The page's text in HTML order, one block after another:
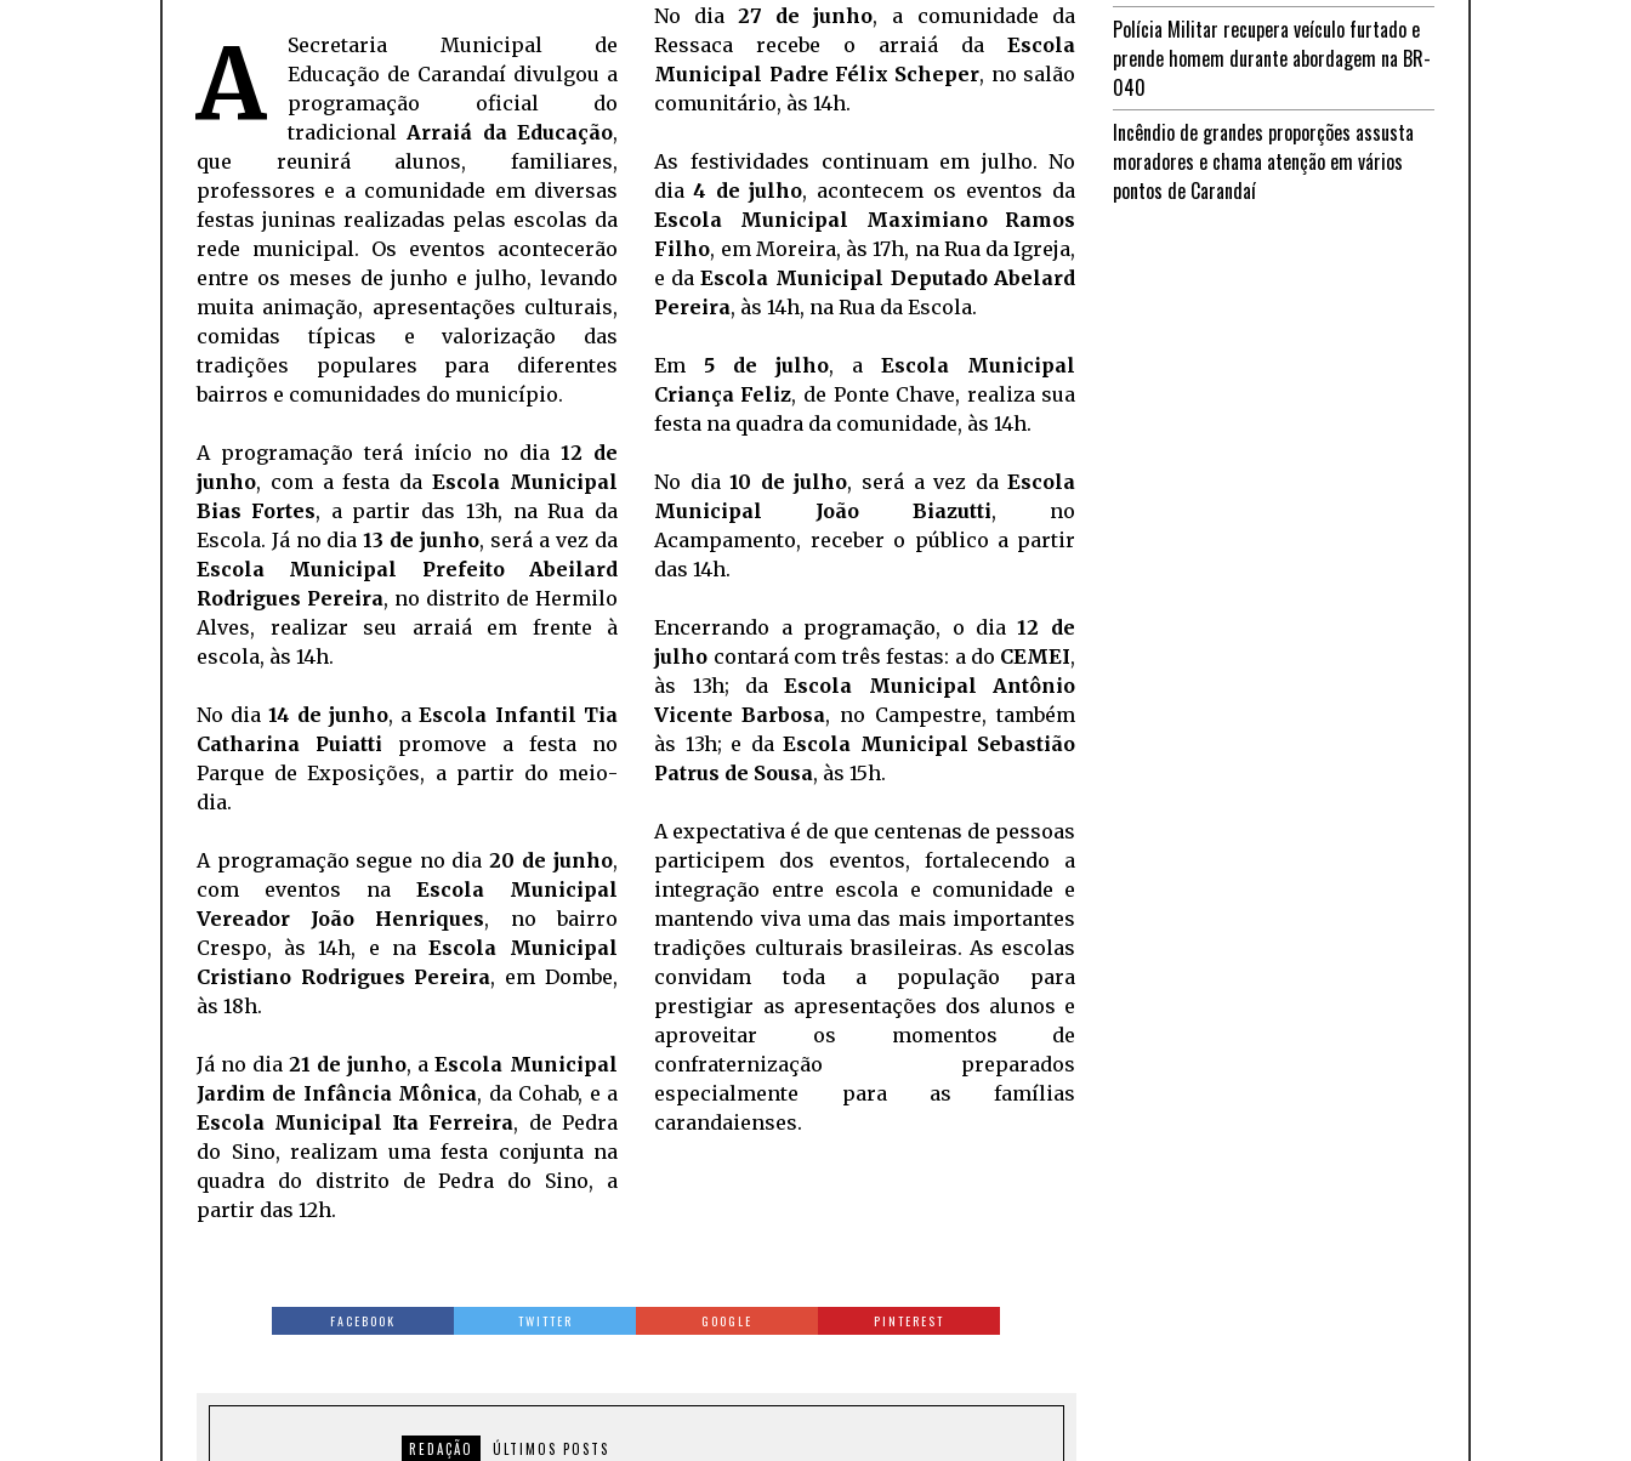
A
Secretaria Municipal de
Educação de Carandaí divulgou a
programação oficial do
tradicional Arraiá da Educação,
que reunirá alunos, familiares,
professores e a comunidade em diversas
festas juninas realizadas pelas escolas da
rede municipal. Os eventos acontecerão
entre os meses de junho e julho, levando
muita animação, apresentações culturais,
comidas típicas e valorização das
tradições populares para diferentes
bairros e comunidades do município.
A programação terá início no dia 12 de
junho, com a festa da Escola Municipal
Bias Fortes, a partir das 13h, na Rua da
Escola. Já no dia 13 de junho, será a vez da
Escola Municipal Prefeito Abeilard
Rodrigues Pereira, no distrito de Hermilo
Alves, realizar seu arraiá em frente à
escola, às 14h.
No dia 14 de junho, a Escola Infantil Tia
Catharina Puiatti promove a festa no
Parque de Exposições, a partir do meio-
dia.
A programação segue no dia 20 de junho,
com eventos na Escola Municipal
Vereador João Henriques, no bairro
Crespo, às 14h, e na Escola Municipal
Cristiano Rodrigues Pereira, em Dombe,
às 18h.
Já no dia 21 de junho, a Escola Municipal
Jardim de Infância Mônica, da Cohab, e a
Escola Municipal Ita Ferreira, de Pedra
do Sino, realizam uma festa conjunta na
quadra do distrito de Pedra do Sino, a
partir das 12h.
No dia27 de junho, a comunidade da
Ressaca recebe o arraiá daEscola
Municipal Padre Félix Scheper, no salão
comunitário, às 14h.
As festividades continuam em julho. No
dia4 de julho, acontecem os eventos da
Escola Municipal Maximiano Ramos
Filho, em Moreira, às 17h, na Rua da Igreja,
e daEscola Municipal Deputado Abelard
Pereira, às 14h, na Rua da Escola.
Em 5 de julho, aEscola Municipal
Criança Feliz, de Ponte Chave, realiza sua
festa na quadra da comunidade, às 14h.
No dia10 de julho, será a vez daEscola
Municipal João Biazutti, no
Acampamento, receber o público a partir
das 14h.
Encerrando a programação, o dia12 de
julho contará com três festas: a do CEMEI,
às 13h; daEscola Municipal Antônio
Vicente Barbosa, no Campestre, também
às 13h; e daEscola Municipal Sebastião
Patrus de Sousa, às 15h.
A expectativa é de que centenas de pessoas
participem dos eventos, fortalecendo a
integração entre escola e comunidade e
mantendo viva uma das mais importantes
tradições culturais brasileiras. As escolas
convidam toda a população para
prestigiar as apresentações dos alunos e
aproveitar os momentos de
confraternização preparados
especialmente para as famílias
carandaienses.
FACEBOOK TWITTER GOOGLE PINTEREST
REDAÇÃO ÚLTIMOS POSTS
Polícia Militar recupera veículo furtado e
prende homem durante abordagem na BR-
040
Incêndio de grandes proporções assusta
moradores e chama atenção em vários
pontos de Carandaí